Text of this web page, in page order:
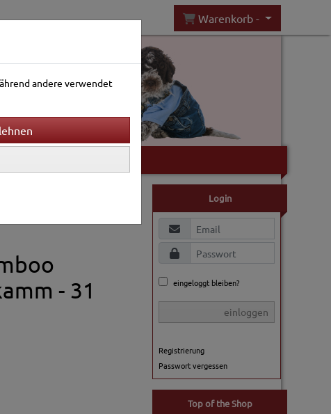
Warenkorb -
- 31
Login
eingeloggt bleiben?
einloggen
Registrierung
Passwort vergessen
Top of the Shop
andere verwendet